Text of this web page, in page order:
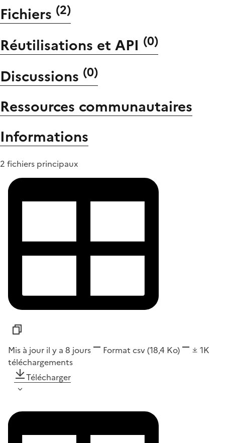
Fichiers (2)
Réutilisations et API (0)
Discussions (0)
Ressources communautaires
Informations
2 fichiers principaux
Mis à jour il y a 8 jours Format csv(18,4 Ko)
1K
téléchargements
Télécharger